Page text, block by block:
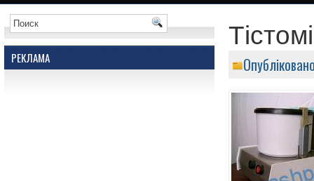
РЕКЛАМА